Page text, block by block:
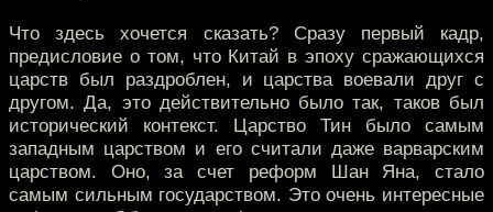
Что здесь хочется сказать? Сразу первый кадр,
предисловие о том, что Китай в эпоху сражающихся
царств был раздроблен, и царства воевали друг с
другом. Да, это действительно было так, таков был
исторический контекст. Царство Тин было самым
западным царством и его считали даже варварским
царством. Оно, за счет реформ Шан Яна, стало
самым сильным государством. Это очень интересные